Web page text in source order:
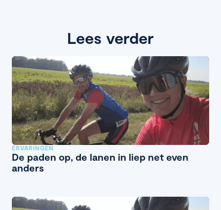
Lees verder
ERVARINGEN
De paden op, de lanen in liep net even
anders